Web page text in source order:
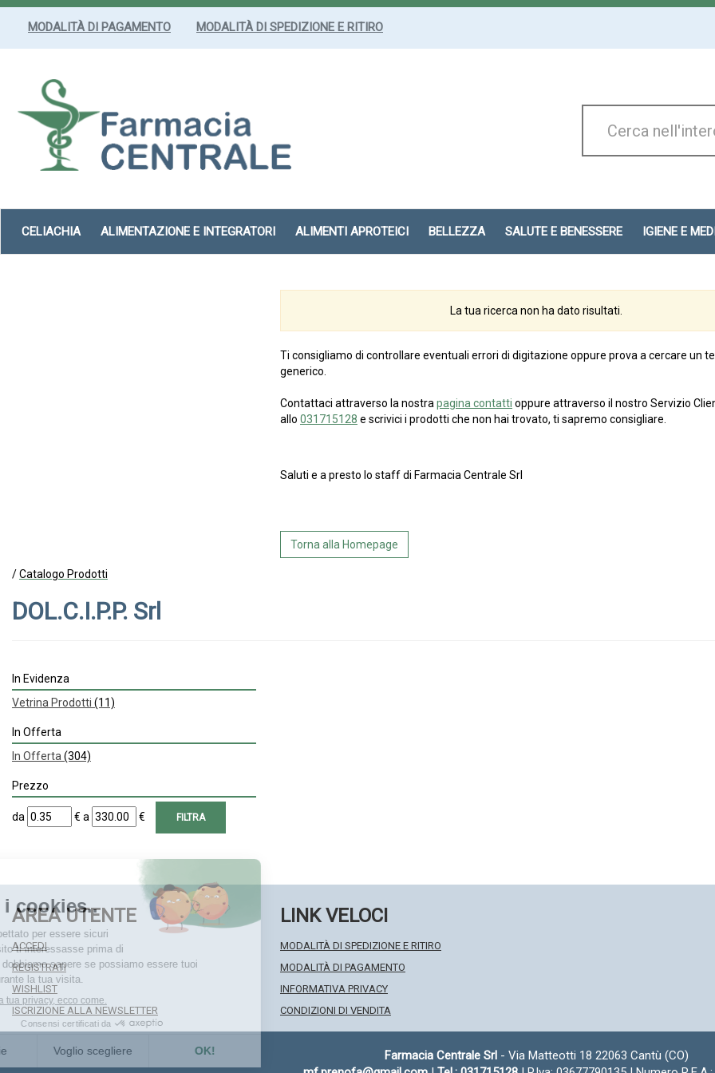
Passa
MODALITÀ DI PAGAMENTO MODALITÀ DI SPEDIZIONE E RITIRO
Prodotto
CELIACHIA ALIMENTAZIONE E INTEGRATORI ALIMENTI APROTEICI BELLEZZA SALUTE E BENESSERE IGIENE E
La tua ricerca non ha dato risultati.
Ti consigliamo di controllare eventuali errori di digitazione oppure prova a cercare un
generico.
Contattaci attraverso la nostra pagina contatti oppure attraverso il nostro Servizio
allo 031715128 e scrivici i prodotti che non hai trovato, ti sapremo consigliare.
Saluti e a presto lo staff di Farmacia Centrale Srl
Torna alla Homepage
/Catalogo Prodotti
DOL.C.I.P.P. Srl
In Evidenza
Vetrina Prodotti (11)
In Offerta
In Offerta (304)
Prezzo
filtra
da
da €
filtra
a
a €
AREA UTENTE
ACCEDI
REGISTRATI
WISHLIST
ISCRIZIONE ALLA NEWSLETTER
LINK VELOCI
MODALITÀ DI SPEDIZIONE E RITIRO
MODALITÀ DI PAGAMENTO
INFORMATIVA PRIVACY
CONDIZIONI DI VENDITA
Farmacia Centrale Srl- Via Matteotti 18 22063 Cantù (CO)